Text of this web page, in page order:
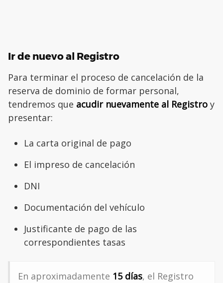
Ir de nuevo al Registro
Para terminar el proceso de cancelación de la
reserva de dominio de formar personal,
tendremos que acudir nuevamente al Registro y
presentar:
La carta original de pago
El impreso de cancelación
DNI
Documentación del vehículo
Justificante de pago de las
correspondientes tasas
En aproximadamente 15 días, el Registro